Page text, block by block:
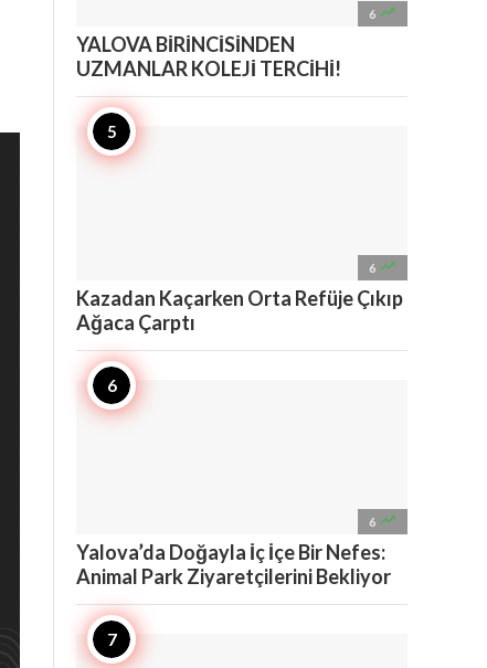
6 
YALOVA BİRİNCİSİNDEN
UZMANLAR KOLEJİ TERCİHİ!
6 
Kazadan Kaçarken Orta Refüje Çıkıp
Ağaca Çarptı
6 
Yalova’da Doğayla İç İçe Bir Nefes:
Animal Park Ziyaretçilerini Bekliyor